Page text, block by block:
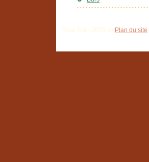
Pisa Tour 2026 © Plan du site